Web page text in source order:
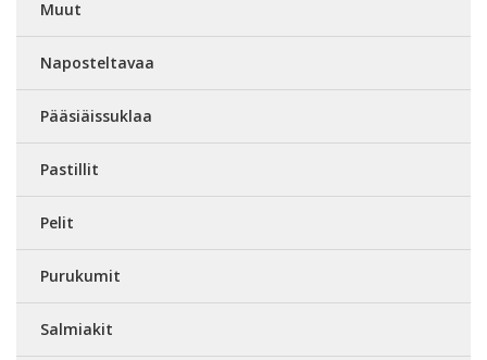
Muut
Naposteltavaa
Pääsiäissuklaa
Pastillit
Pelit
Purukumit
Salmiakit